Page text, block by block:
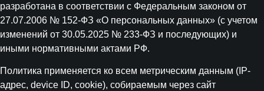
разработана в соответствии с Федеральным законом от
27.07.2006 № 152-ФЗ «О персональных данных» (с учетом
изменений от 30.05.2025 № 233-ФЗ и последующих) и
иными нормативными актами РФ.
Политика применяется ко всем метрическим данным (IP-
адрес, device ID, cookie), собираемым через сайт